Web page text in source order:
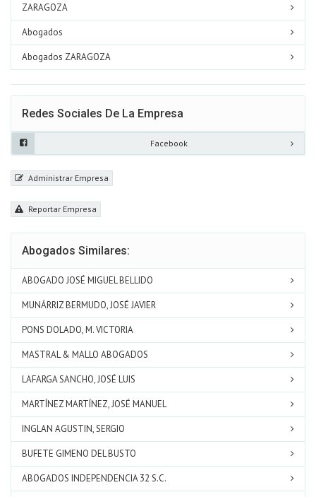
ZARAGOZA
Abogados
Abogados ZARAGOZA
Redes Sociales De La Empresa
Facebook
Administrar Empresa
Reportar Empresa
Abogados Similares:
ABOGADO JOSÉ MIGUEL BELLIDO
MUNÁRRIZ BERMUDO, JOSÉ JAVIER
PONS DOLADO, M. VICTORIA
MASTRAL & MALLO ABOGADOS
LAFARGA SANCHO, JOSÉ LUIS
MARTÍNEZ MARTÍNEZ, JOSÉ MANUEL
INGLAN AGUSTIN, SERGIO
BUFETE GIMENO DEL BUSTO
ABOGADOS INDEPENDENCIA 32 S.C.